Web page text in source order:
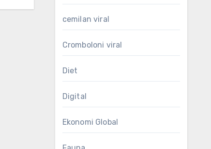
cemilan viral
Cromboloni viral
Diet
Digital
Ekonomi Global